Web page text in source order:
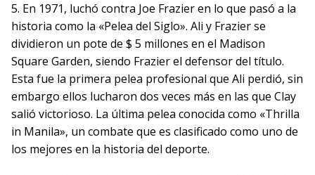
5. En 1971, luchó contra Joe Frazier en lo que pasó a la
historia como la «Pelea del Siglo». Ali y Frazier se
dividieron un pote de $ 5 millones en el Madison
Square Garden, siendo Frazier el defensor del título.
Esta fue la primera pelea profesional que Ali perdió, sin
embargo ellos lucharon dos veces más en las que Clay
salió victorioso. La última pelea conocida como «Thrilla
in Manila», un combate que es clasificado como uno de
los mejores en la historia del deporte.